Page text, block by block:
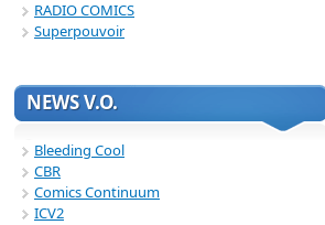
RADIO COMICS
Superpouvoir
NEWS V.O.
Bleeding Cool
CBR
Comics Continuum
ICV2